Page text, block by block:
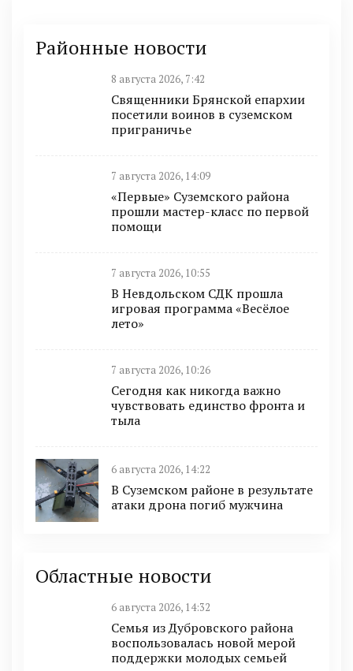
Районные новости
8 августа 2026, 7:42
Священники Брянской епархии
посетили воинов в суземском
приграничье
7 августа 2026, 14:09
«Первые» Суземского района
прошли мастер-класс по первой
помощи
7 августа 2026, 10:55
В Невдольском СДК прошла
игровая программа «Весёлое
лето»
7 августа 2026, 10:26
Сегодня как никогда важно
чувствовать единство фронта и
тыла
6 августа 2026, 14:22
В Суземском районе в результате
атаки дрона погиб мужчина
Областные новости
6 августа 2026, 14:32
Семья из Дубровского района
воспользовалась новой мерой
поддержки молодых семьей